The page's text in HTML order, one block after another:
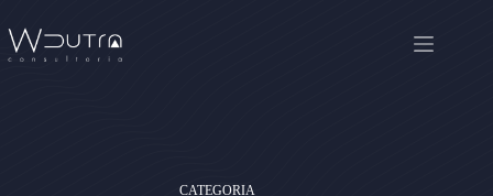
para
conteúdo
CATEGORIA